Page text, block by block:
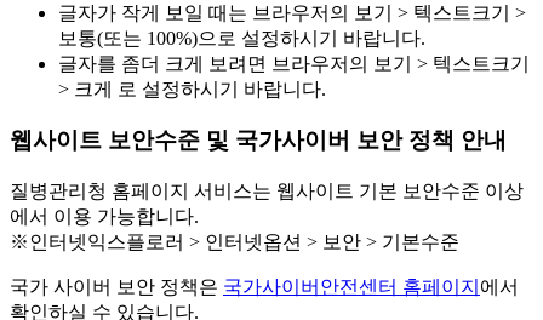
글자가 작게 보일 때는 브라우저의 보기 > 텍스트크기 >
보통(또는 100%)으로 설정하시기 바랍니다.
글자를 좀더 크게 보려면 브라우저의 보기 > 텍스트크기
> 크게 로 설정하시기 바랍니다.
웹사이트 보안수준 및 국가사이버 보안 정책 안내
질병관리청 홈페이지 서비스는 웹사이트 기본 보안수준 이상
에서 이용 가능합니다.
※인터넷익스플로러 > 인터넷옵션 > 보안 > 기본수준
국가 사이버 보안 정책은 국가사이버안전센터 홈페이지 에서
확인하실 수 있습니다.